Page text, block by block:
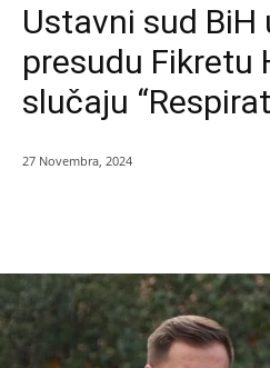
Ustavni sud BiH
presudu Fikretu
slučaju
27 Novembra, 2024